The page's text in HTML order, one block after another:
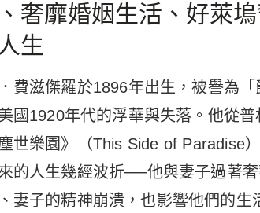
奢靡婚姻生活、好萊
生
費滋傑羅於1896年出生，被譽為
國1920年代的浮華與失落。他從
世樂園》（This Side of Paradise
的人生幾經波折──他與妻子過著
妻子的精神崩潰，也影響他們的生